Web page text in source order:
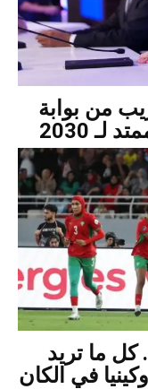
من بوابة
2030
كل ما تريد
في الكان